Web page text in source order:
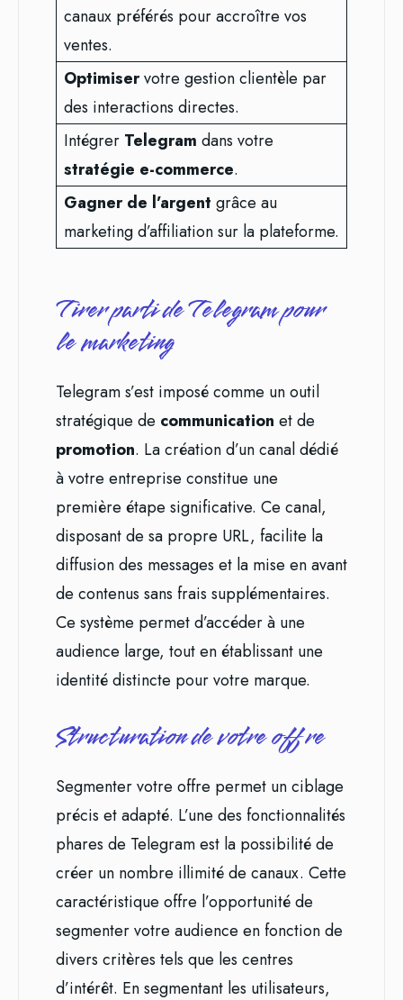
canaux préférés pour accroître vos
ventes.
Optimiservotre gestion clientèle par
des interactions directes.
Intégrer Telegram dans votre
stratégie e-commerce.
Gagner de l’argent grâce au
marketing d’affiliation sur la plateforme.
Tirer parti de Telegram pour
le marketing
Telegram s’est imposé comme un outil
stratégique de communication et de
promotion. La création d’un canal dédié
à votre entreprise constitue une
première étape significative. Ce canal,
disposant de sa propre URL, facilite la
diffusion des messages et la mise en avant
de contenus sans frais supplémentaires.
Ce système permet d’accéder à une
audience large, tout en établissant une
identité distincte pour votre marque.
Structuration de votre offre
Segmenter votre offre permet un ciblage
précis et adapté. L’une des fonctionnalités
phares de Telegram est la possibilité de
créer un nombre illimité de canaux. Cette
caractéristique offre l’opportunité de
segmenter votre audience en fonction de
divers critères tels que les centres
d’intérêt. En segmentant les utilisateurs,